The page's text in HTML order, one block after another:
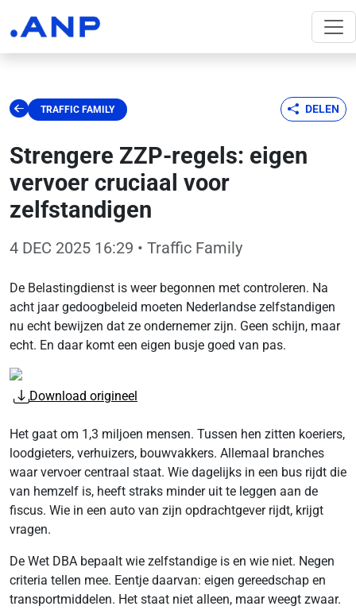
TRAFFIC FAMILY DELEN
Strengere ZZP-regels: eigen
vervoer cruciaal voor
zelfstandigen
4 DEC 2025 16:29 • Traffic Family
De Belastingdienst is weer begonnen met controleren. Na
acht jaar gedoogbeleid moeten Nederlandse zelfstandigen
nu echt bewijzen dat ze ondernemer zijn. Geen schijn, maar
echt. En daar komt een eigen busje goed van pas.
Download origineel
Het gaat om 1,3 miljoen mensen. Tussen hen zitten koeriers,
loodgieters, verhuizers, bouwvakkers. Allemaal branches
waar vervoer centraal staat. Wie dagelijks in een bus rijdt die
van hemzelf is, heeft straks minder uit te leggen aan de
fiscus. Wie in een auto van zijn opdrachtgever rijdt, krijgt
vragen.
De Wet DBA bepaalt wie zelfstandige is en wie niet. Negen
criteria tellen mee. Eentje daarvan: eigen gereedschap en
transportmiddelen. Het staat niet alleen, maar weegt zwaar.